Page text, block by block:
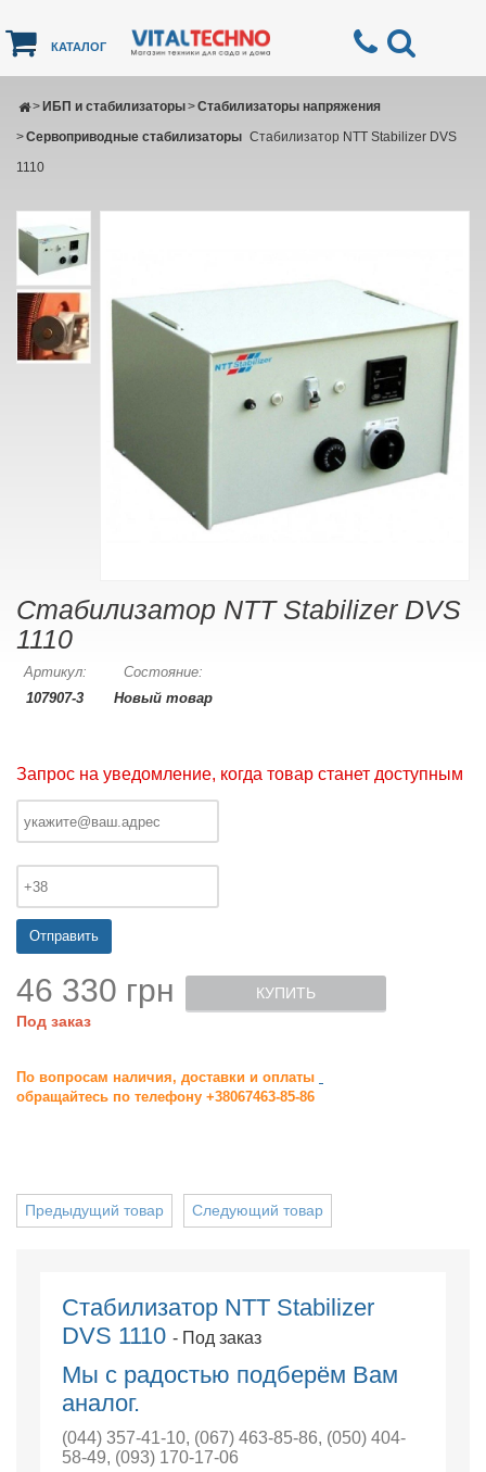
КАТАЛОГ
ИБП и стабилизаторы
> Стабилизаторы напряжения
>
Сервоприводные стабилизаторы
>
Стабилизатор NTT Stabilizer DVS
1110
Стабилизатор NTT Stabilizer DVS
1110
Артикул:
107907-3
Состояние:
Новый товар
Запрос на уведомление, когда товар станет доступным
Отправить
46 330 грн
Под заказ
КУПИТЬ
По вопросам наличия, доставки и оплаты
обращайтесь по телефону +38067463-85-86
Следующий товар
Предыдущий товар
Стабилизатор NTT Stabilizer
DVS 1110 - Под заказ
Мы с радостью подберём Вам
аналог.
(044) 357-41-10, (067) 463-85-86, (050) 404-
58-49, (093) 170-17-06